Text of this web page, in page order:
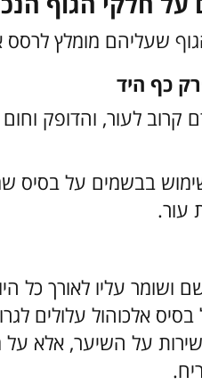
שעליהם מומלץ
כף היד
קרוב לעור, והדופק
בבשמים על בסיס
עור.
ושומר עליו לאורך כל
אלכוהול עלולים
על השיער, אלא